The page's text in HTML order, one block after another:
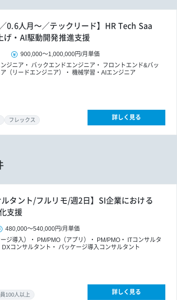
0.6人月～／テックリード】HR Tech Saa
げ・AI駆動開発推進支援
900,000～1,000,000円/月単価
ジニア
バックエンドエンジニア
フロントエンド&バッ
（リードエンジニア）
機械学習・AIエンジニア
フレックス 詳しく見る
ルタント/フルリモ/週2日】SI企業における
支援
480,000～540,000円/月単価
ジ導入）
PM/PMO（アプリ） PM/PMO
ITコンサルタ
DXコンサルタント パッケージ導入コンサルタント
100人以上 詳しく見る